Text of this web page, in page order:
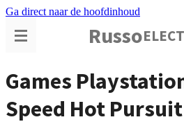
Ga direct naar de hoofdinhoud
Russo
Games
Speed Hot Pursuit